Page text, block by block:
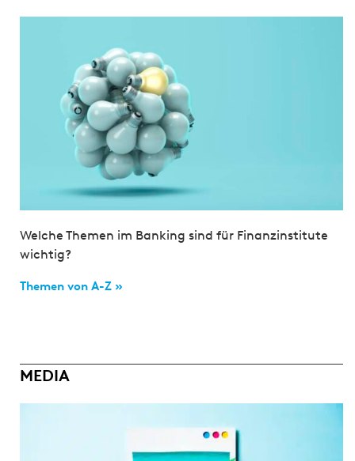
Welche Themen im Banking sind für Finanzinstitute
wichtig?
Themen von A-Z »
MEDIA